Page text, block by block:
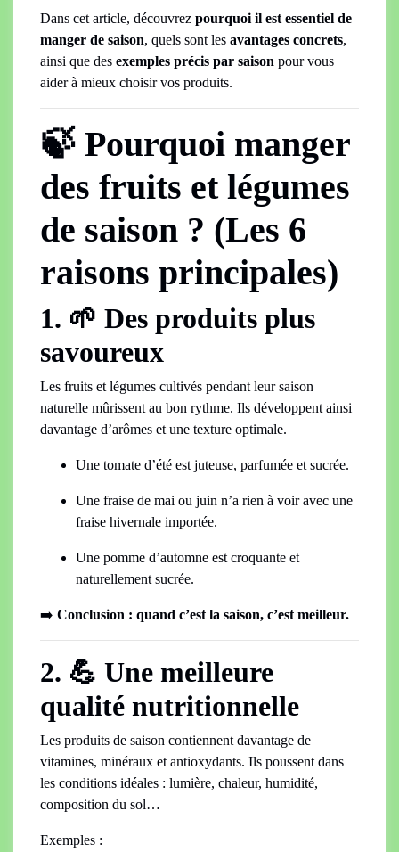
Dans cet article, découvrez pourquoi il est essentiel de
manger de saison, quels sont les avantages concrets,
ainsi que des exemples précis par saison pour vous
aider à mieux choisir vos produits.
🍃 Pourquoi manger
des fruits et légumes
de saison ? (Les 6
raisons principales)
1. 🌱 Des produits plus
savoureux
Les fruits et légumes cultivés pendant leur saison
naturelle mûrissent au bon rythme. Ils développent ainsi
davantage d’arômes et une texture optimale.
Une tomate d’été est juteuse, parfumée et sucrée.
Une fraise de mai ou juin n’a rien à voir avec une
fraise hivernale importée.
Une pomme d’automne est croquante et
naturellement sucrée.
➡️ Conclusion : quand c’est la saison, c’est meilleur.
2. 💪 Une meilleure
qualité nutritionnelle
Les produits de saison contiennent davantage de
vitamines, minéraux et antioxydants. Ils poussent dans
les conditions idéales : lumière, chaleur, humidité,
composition du sol…
Exemples :